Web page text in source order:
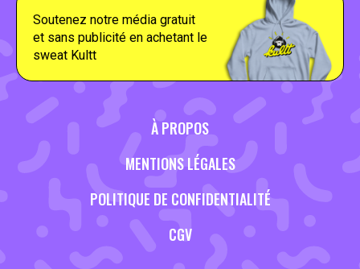
Soutenez notre média gratuit
et sans publicité en achetant le
sweat Kultt
À PROPOS
MENTIONS LÉGALES
POLITIQUE DE CONFIDENTIALITÉ
CGV